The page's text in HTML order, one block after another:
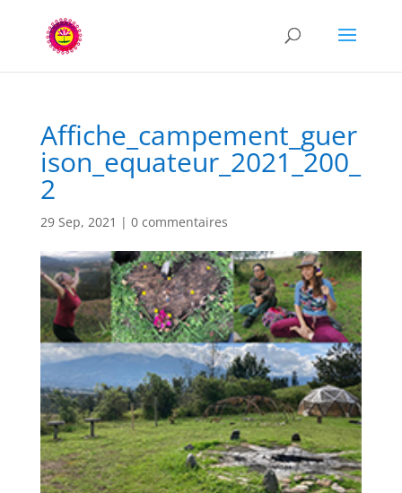
Affiche_campement_guer
ison_equateur_2021_200_
2
29 Sep, 2021 | 0 commentaires